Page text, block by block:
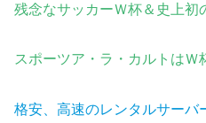
残念なサッカーＷ杯＆史上初
スポーツア・ラ・カルトはＷ
格安、高速のレンタルサーバ